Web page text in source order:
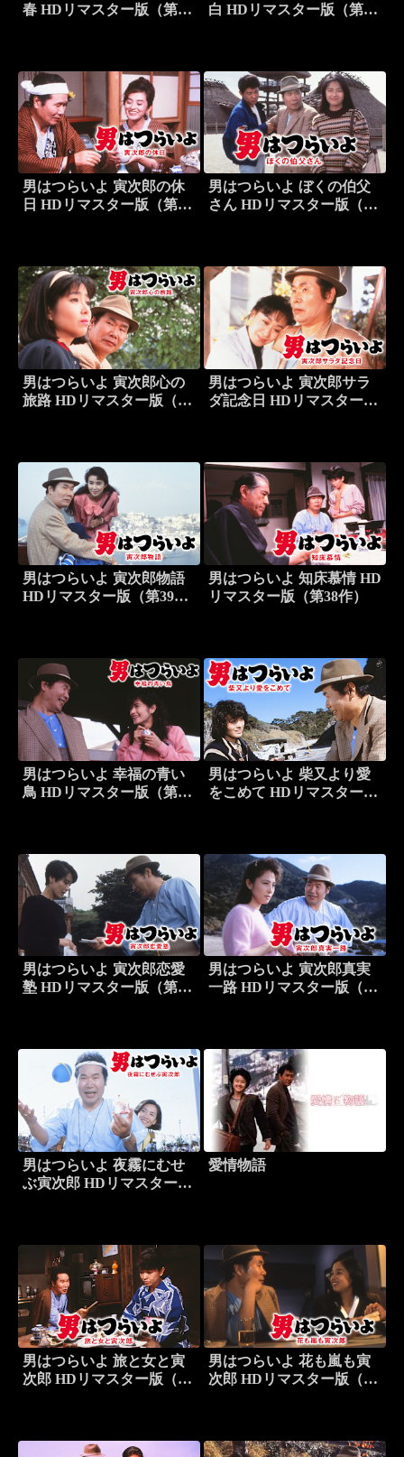
春 HDリマスター版（第45
白 HDリマスター版（第44
男はつらいよ 寅次郎の休
日 HDリマスター版（第43
男はつらいよ ぼくの伯父
さん HDリマスター版（第
男はつらいよ 寅次郎心の
旅路 HDリマスター版（第
男はつらいよ 寅次郎サラ
ダ記念日 HDリマスター版
男はつらいよ 寅次郎物語
HDリマスター版（第39
男はつらいよ 知床慕情 HD
リマスター版（第38作）
男はつらいよ 幸福の青い
鳥 HDリマスター版（第37
男はつらいよ 柴又より愛
をこめて HDリマスター版
男はつらいよ 寅次郎恋愛
塾 HDリマスター版（第35
男はつらいよ 寅次郎真実
一路 HDリマスター版（第
男はつらいよ 夜霧にむせ
ぶ寅次郎 HDリマスター版
愛情物語
男はつらいよ 旅と女と寅
次郎 HDリマスター版（第
男はつらいよ 花も嵐も寅
次郎 HDリマスター版（第